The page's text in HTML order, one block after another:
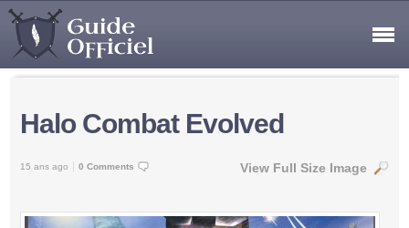
Halo Combat Evolved
15 ans ago 0 Comments View Full Size Image